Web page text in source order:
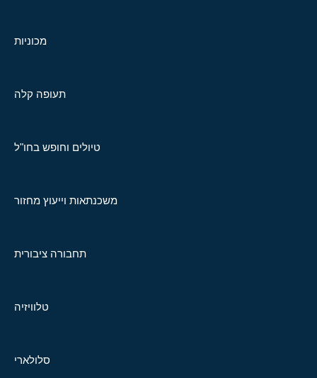
מכוניות
תעופה קלה
טיולים וחופש בחו"ל
משכנתאות וייעוץ מחזור
תחבורה ציבורית
טלוויזיה
סלולארי